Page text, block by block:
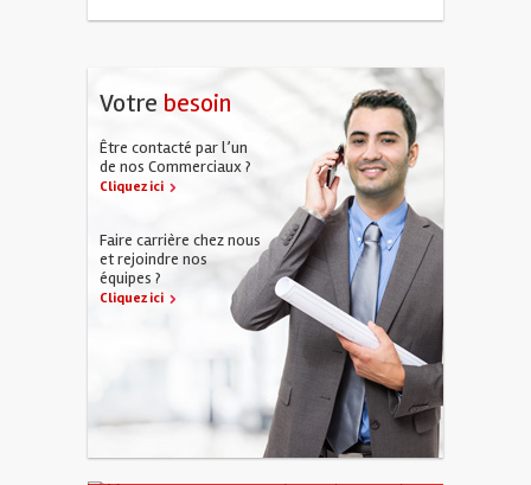
Votre besoin
Être contacté par l’un
de nos Commerciaux ?
Cliquez ici
Faire carrière chez nous
et rejoindre nos
équipes ?
Cliquez ici